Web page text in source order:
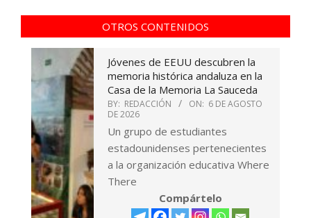
OTROS CONTENIDOS
Jóvenes de EEUU descubren la
memoria histórica andaluza en la
Casa de la Memoria La Sauceda
BY: REDACCIÓN ON: 6 DE AGOSTO
DE 2026
Un grupo de estudiantes
estadounidenses pertenecientes
a la organización educativa Where
There
Compártelo